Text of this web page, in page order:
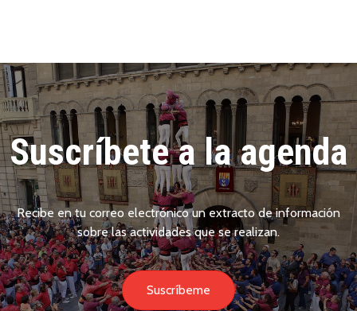
Suscríbete a la agenda
Recibe en tu correo electrónico un extracto de información
sobre las actividades que se realizan.
Suscríbeme